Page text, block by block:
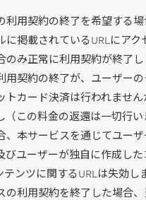
利用契約の終了を希望する
に掲載されているURLにア
のみ正常に利用契約が終了
用契約の終了が、ユーザー
トカード決済は行われませ
（この料金の返還は一切行
、本サービスを通じてユー
びユーザーが独自に作成し
テンツに関するURLは失効
の利用契約を終了した場合